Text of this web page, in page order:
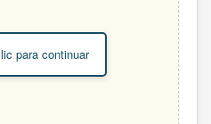
para continuar